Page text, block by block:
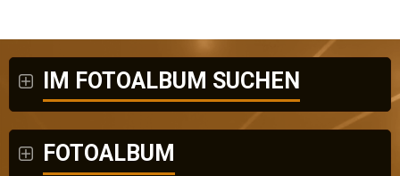
IM FOTOALBUM SUCHEN
FOTOALBUM